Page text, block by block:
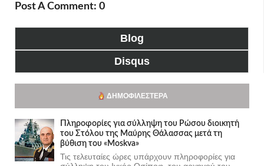
Post A Comment: 0
Blog
Disqus
ΔΗΜΟΦΙΛΈΣΤΕΡΑ
Πληροφορίες για σύλληψη του Ρώσου διοικητή
του Στόλου της Mαύρης Θάλασσας μετά τη
βύθιση του «Moskva»
Τις τελευταίες ώρες υπάρχουν πληροφορίες για